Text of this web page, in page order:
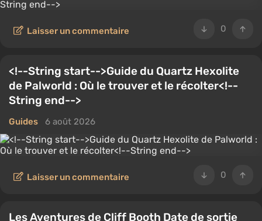
0
Laisser un commentaire
<!--String start-->Guide du Quartz Hexolite
de Palworld : Où le trouver et le récolter<!--
String end-->
Guides 6 août 2026
0
Laisser un commentaire
Les Aventures de Cliff Booth Date de sortie